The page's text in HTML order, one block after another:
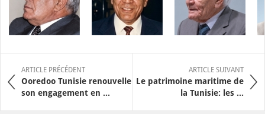
ARTICLE PRÉCÉDENT
Ooredoo Tunisie renouvelle
son engagement en ...
ARTICLE SUIVANT
Le patrimoine maritime de
la Tunisie: les ...